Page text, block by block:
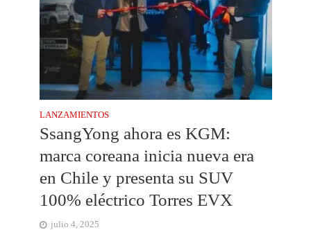
LANZAMIENTOS
SsangYong ahora es KGM:
marca coreana inicia nueva era
en Chile y presenta su SUV
100% eléctrico Torres EVX
julio 4, 2025